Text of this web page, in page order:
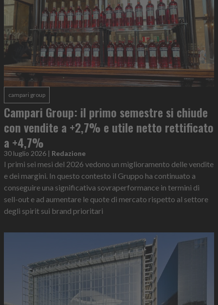
campari group
Campari Group: il primo semestre si chiude
con vendite a +2,7% e utile netto rettificato
a +4,7%
30 luglio 2026 | Redazione
I primi sei mesi del 2026 vedono un miglioramento delle vendite
e dei margini. In questo contesto il Gruppo ha continuato a
conseguire una significativa sovraperformance in termini di
sell-out e ad aumentare le quote di mercato rispetto al settore
degli spirit sui brand prioritari